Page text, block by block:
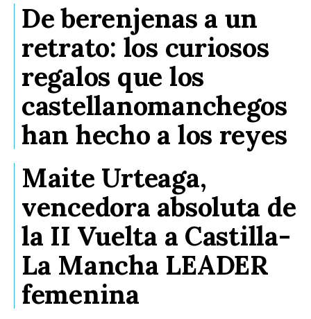
De berenjenas a un
retrato: los curiosos
regalos que los
castellanomanchegos
han hecho a los reyes
Maite Urteaga,
vencedora absoluta de
la II Vuelta a Castilla-
La Mancha LEADER
femenina